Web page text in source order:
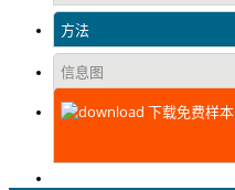
方法
信息图
下载免费样本